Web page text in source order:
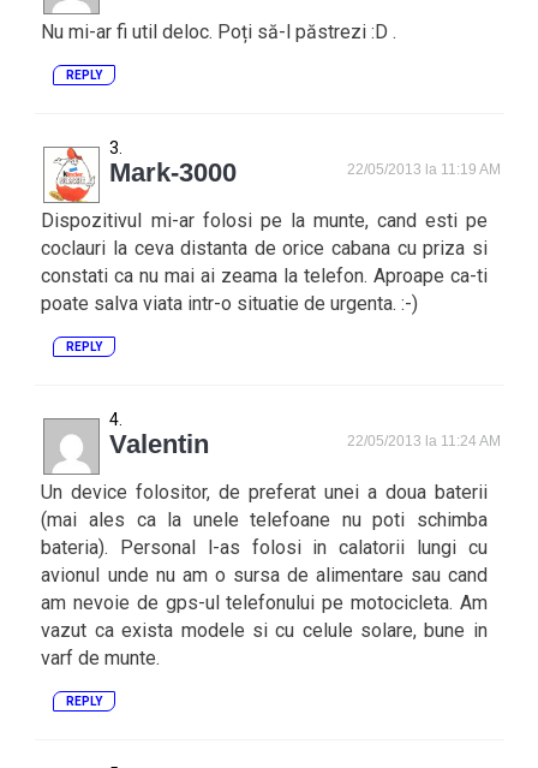
Nu mi-ar fi util deloc. Poți să-l păstrezi :D .
REPLY
Mark-3000 22/05/2013 la 11:19 AM
Dispozitivul mi-ar folosi pe la munte, cand esti pe
coclauri la ceva distanta de orice cabana cu priza si
constati ca nu mai ai zeama la telefon. Aproape ca-ti
poate salva viata intr-o situatie de urgenta. :-)
REPLY
Valentin 22/05/2013 la 11:24 AM
Un device folositor, de preferat unei a doua baterii
(mai ales ca la unele telefoane nu poti schimba
bateria). Personal l-as folosi in calatorii lungi cu
avionul unde nu am o sursa de alimentare sau cand
am nevoie de gps-ul telefonului pe motocicleta. Am
vazut ca exista modele si cu celule solare, bune in
varf de munte.
REPLY